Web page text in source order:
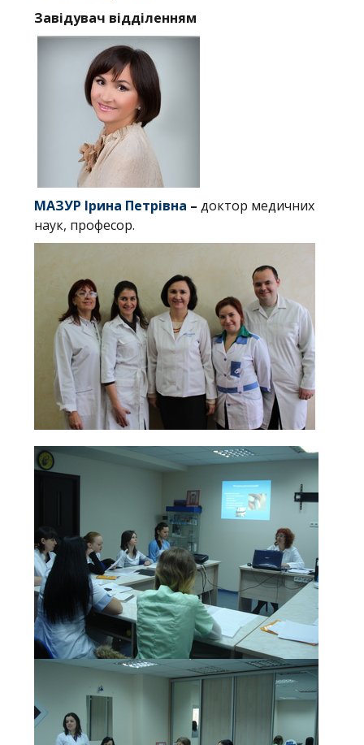
Завідувач відділенням
МАЗУР Ірина Петрівна – доктор медичних
наук, професор.